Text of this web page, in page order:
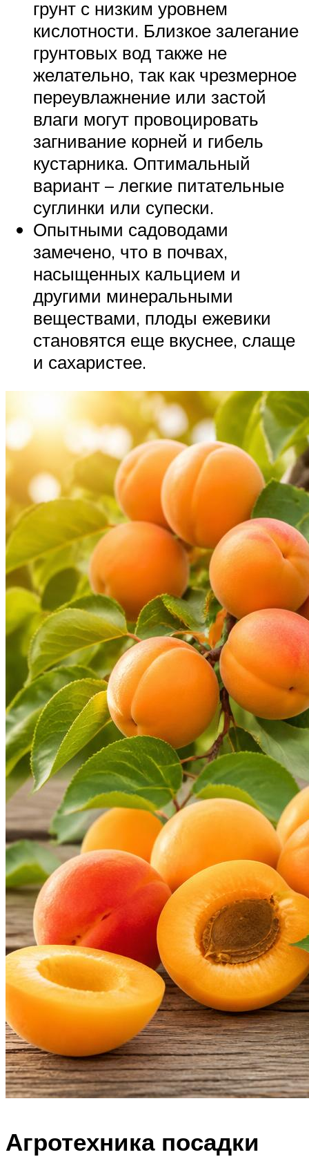
грунт с низким уровнем
кислотности. Близкое залегание
грунтовых вод также не
желательно, так как чрезмерное
переувлажнение или застой
влаги могут провоцировать
загнивание корней и гибель
кустарника. Оптимальный
вариант – легкие питательные
суглинки или супески.
Опытными садоводами
замечено, что в почвах,
насыщенных кальцием и
другими минеральными
веществами, плоды ежевики
становятся еще вкуснее, слаще
и сахаристее.
Агротехника посадки